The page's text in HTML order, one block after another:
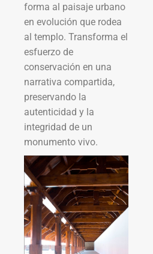
forma al paisaje urbano
en evolución que rodea
al templo. Transforma el
esfuerzo de
conservación en una
narrativa compartida,
preservando la
autenticidad y la
integridad de un
monumento vivo.